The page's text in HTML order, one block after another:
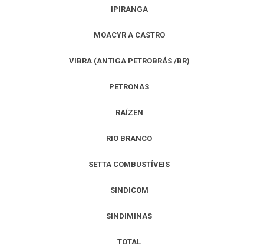
IPIRANGA
MOACYR A CASTRO
VIBRA (ANTIGA PETROBRÁS /BR)
PETRONAS
RAÍZEN
RIO BRANCO
SETTA COMBUSTÍVEIS
SINDICOM
SINDIMINAS
TOTAL